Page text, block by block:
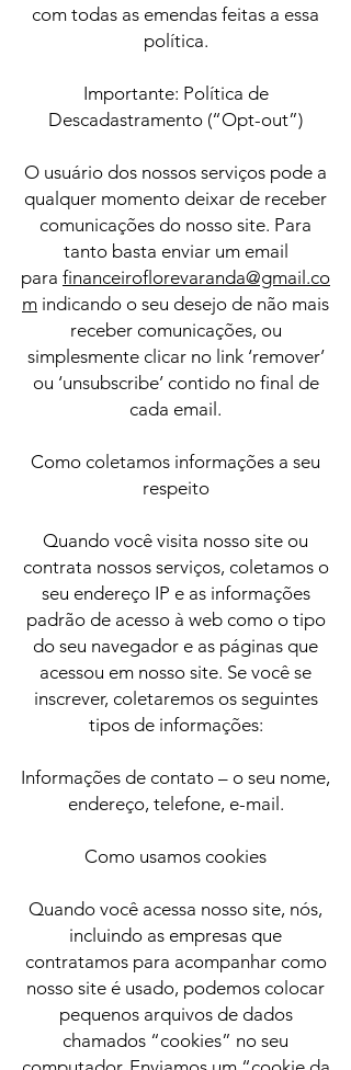
com todas as emendas feitas a essa
política.
Importante: Política de
Descadastramento (“Opt-out”)
O usuário dos nossos serviços pode a
qualquer momento deixar de receber
comunicações do nosso site. Para
tanto basta enviar um email
para financeiroflorevaranda@gmail.co
m indicando o seu desejo de não mais
receber comunicações, ou
simplesmente clicar no link ‘remover’
ou ‘unsubscribe’ contido no final de
cada email.
Como coletamos informações a seu
respeito
Quando você visita nosso site ou
contrata nossos serviços, coletamos o
seu endereço IP e as informações
padrão de acesso à web como o tipo
do seu navegador e as páginas que
acessou em nosso site. Se você se
inscrever, coletaremos os seguintes
tipos de informações:
Informações de contato – o seu nome,
endereço, telefone, e-mail.
Como usamos cookies
Quando você acessa nosso site, nós,
incluindo as empresas que
contratamos para acompanhar como
nosso site é usado, podemos colocar
pequenos arquivos de dados
chamados “cookies” no seu